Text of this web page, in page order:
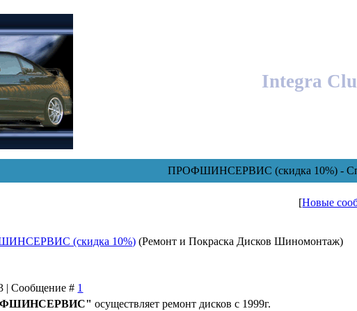
Integra
ПРОФШИНСЕРВИС (скидка 10%) -
[Новые
(скидка 10%) (Ремонт и Покраска Дисков Шиномонтаж)
| Сообщение # 1
осуществляет ремонт дисков с 1999г.